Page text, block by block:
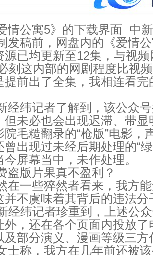
公寓5》的下载界面 中新
稿前，网盘内的《爱情公
源已均更新至12集，与视
刻这内部的网剧程度比视
提前出了全集，我相连看完
纬记者了解到，该公众号
但未必也会出现迟滞、带
院毛糙翻录的“枪版”电影，
曾出现过未经后期处理的“
今屏幕当中，未作处理。
版片果真不盈利？
一些猝然者看来，我方能
并不虞味着其背后的违法
经纬记者珍重到，上述公
外，还在各个页面内投放
及部分演义、漫画等级三
称，我方在几年前还被该